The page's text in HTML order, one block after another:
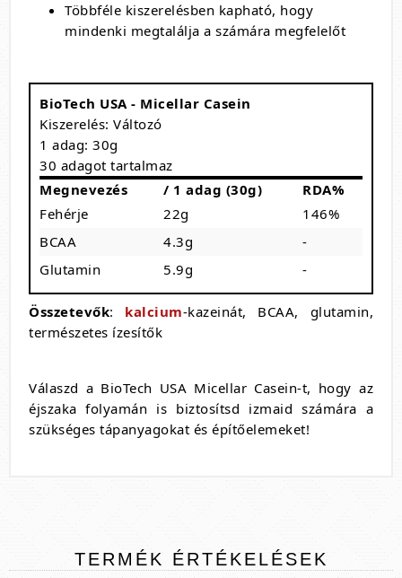
Többféle kiszerelésben kapható, hogy
mindenki megtalálja a számára megfelelőt
BioTech USA - Micellar Casein
Kiszerelés: Változó
1 adag: 30g
30 adagot tartalmaz
Megnevezés
/ 1 adag (30g)
RDA%
Fehérje
22g
146%
BCAA
4.3g
-
Glutamin
5.9g -
Összetevők: kalcium-kazeinát, BCAA, glutamin,
természetes ízesítők
Válaszd a BioTech USA Micellar Casein-t, hogy az
éjszaka folyamán is biztosítsd izmaid számára a
szükséges tápanyagokat és építőelemeket!
TERMÉK ÉRTÉKELÉSEK